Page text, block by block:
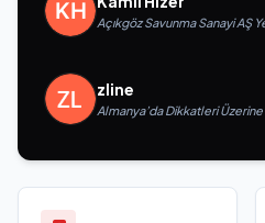
Açıkgöz Savunma Sanayi AŞ
zline
Almanya’da Dikkatleri Üzerine